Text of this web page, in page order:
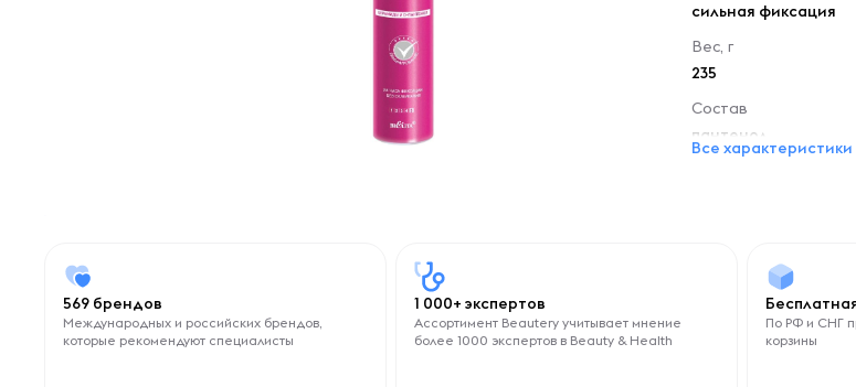
сильная фиксация
Вес, г
235
Состав
пантенол
Все характеристики
569 брендов
Международных и российских брендов,
которые рекомендуют специалисты
1 000+ экспертов
Ассортимент Beautery учитывает мнение
более 1000 экспертов в Beauty & Health
По РФ и СНГ
корзины